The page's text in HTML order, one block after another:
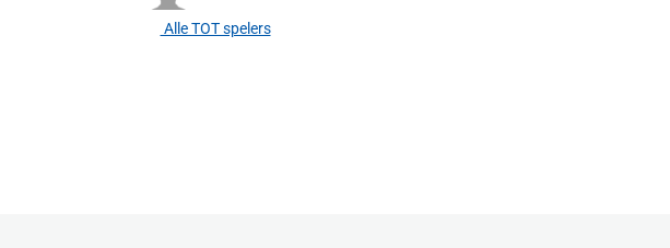
Alle TOT spelers